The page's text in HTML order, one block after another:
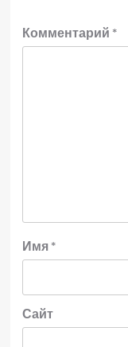
Комментарий *
Имя *
Сайт